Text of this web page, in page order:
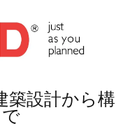
築設計から構